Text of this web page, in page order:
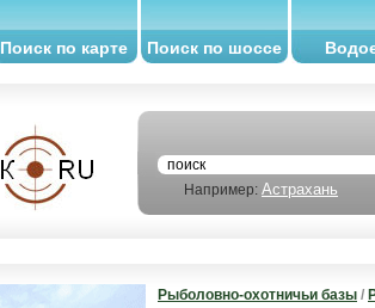
Поиск по карте Поиск по шоссе
Например: Астрахань
Рыболовно-охотничьи базы /